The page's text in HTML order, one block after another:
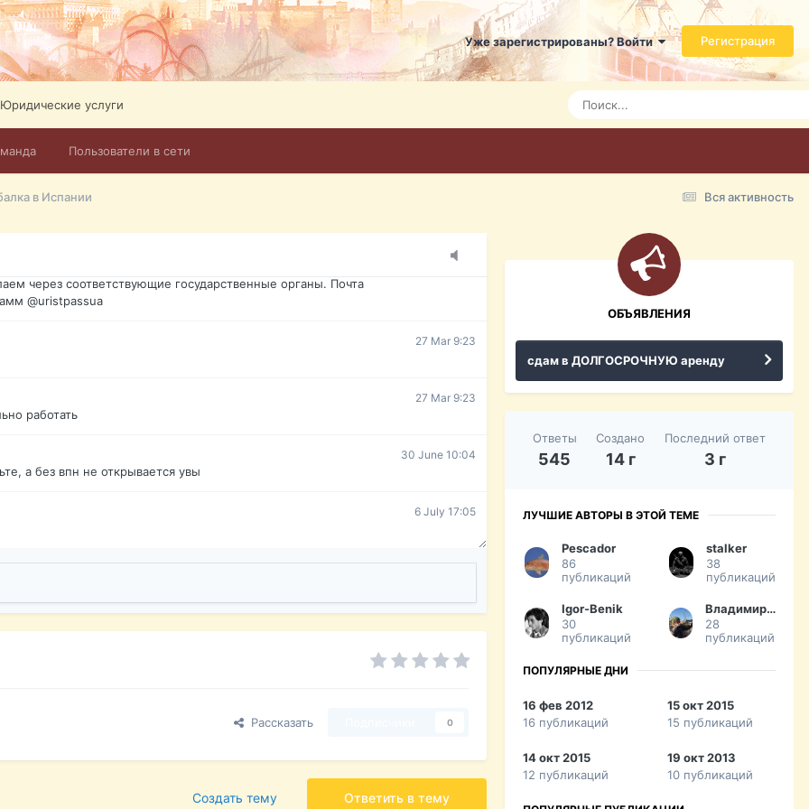
Уже зарегистрированы? Войти Регистрация
Пользователи в сети
Юридические услуги
Вся активность
в Испании
7 Mar 3:21
форума?т из э
в оформлении документов, то мы поможем Вам! Паспорт гражданина
идентификационный код инн, гражданство Украины, вид на жительство,
через соответствующие государственные органы. Почта
@uristpassua
27 Mar 9:23
27 Mar 9:23
работать
30 June 10:04
а без впн не открывается увы
6 July 17:05
Рассказать 0
Ответить в тему
Создать тему
ОБЪЯВЛЕНИЯ
сдам в ДОЛГОСРОЧНУЮ аренду
Ответы
545
Создано
14 г
Последний ответ
3 г
ЛУЧШИЕ АВТОРЫ В ЭТОЙ ТЕМЕ
Pescador
86
публикаций
stalker
38
публикаций
Igor-Benik
30
публикаций
Владимир 1966
28
публикаций
ПОПУЛЯРНЫЕ ДНИ
16 фев 2012
16 публикаций
15 окт 2015
15 публикаций
14 окт 2015
12 публикаций
19 окт 2013
10 публикаций